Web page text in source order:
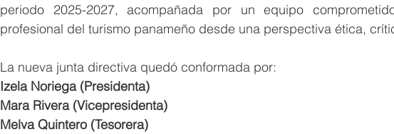
periodo 2025-2027, acompañada por un equipo
profesional del turismo panameño desde una perspectiva ética,
La nueva junta directiva quedó conformada por:
Izela Noriega (Presidenta)
Mara Rivera (Vicepresidenta)
Melva Quintero (Tesorera)